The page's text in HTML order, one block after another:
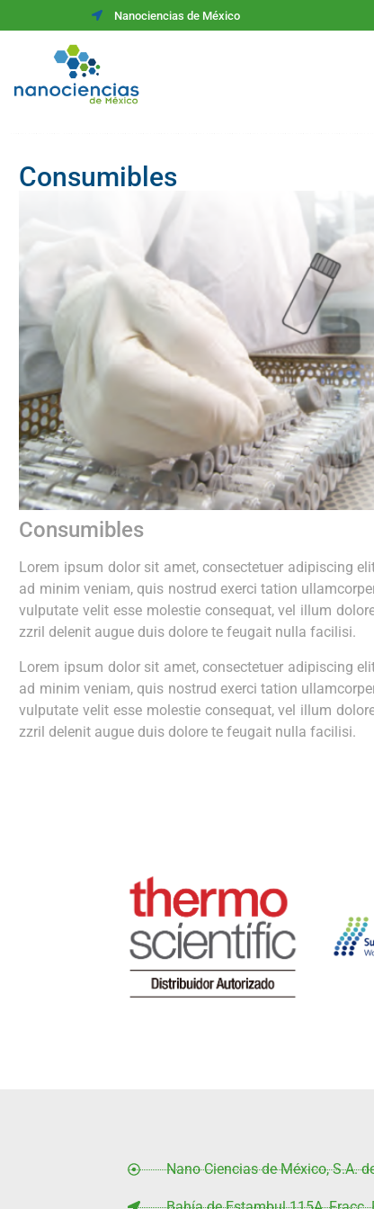
Nanociencias de México
Consumibles
Consumibles
Lorem ipsum dolor sit amet, consectetuer adipiscing
ad minim veniam, quis nostrud exerci tation
vulputate velit esse molestie consequat, vel illum
zzril delenit augue duis dolore te feugait nulla facilisi.
Lorem ipsum dolor sit amet, consectetuer adipiscing
ad minim veniam, quis nostrud exerci tation
vulputate velit esse molestie consequat, vel illum
zzril delenit augue duis dolore te feugait nulla facilisi.
Thermo Scientific
Mas información
Nano Ciencias de México, S.A.